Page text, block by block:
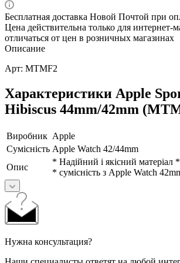
Бесплатная доставка Новой Почтой при
Цена действительна только для интернет-
отличаться от цен в розничных магазинах
Описание
Арт: MTMF2
Характеристики Apple
Hibiscus 44mm/42mm
Виробник Apple
Сумісність Apple Watch 42/44mm
Опис
* Надійний і якісний матеріал
* сумісність з Apple Watch
Нужна консультация?